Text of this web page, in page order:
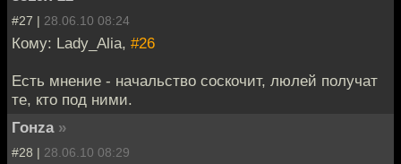
#27 | 28.06.10 08:24
Кому: Lady_Alia, #26
Есть мнение - начальство соскочит, люлей получат
те, кто под ними.
Гонzа »
#28 | 28.06.10 08:29